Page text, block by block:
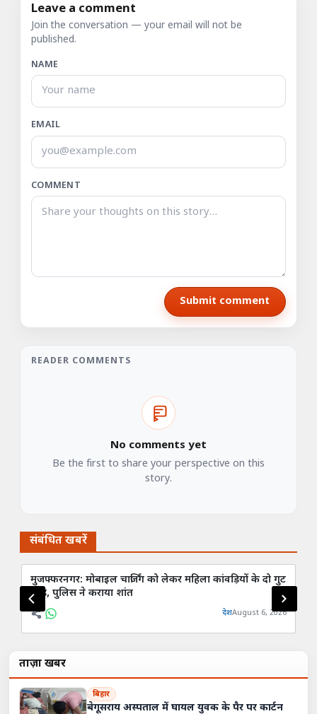
Leave a comment
Join the conversation — your email will not be
published.
NAME
EMAIL
COMMENT
Submit comment
READER COMMENTS
No comments yet
Be the first to share your perspective on this
story.
संबंधित खबरें
मुजफ्फरनगर: मोबाइल चार्जिंग को लेकर महिला कांवड़ियों के दो गुट
भिड़े, पुलिस ने कराया शांत
देशAugust 6, 2026
ताज़ा खबरें
बिहार
बेगूसराय अस्पताल में घायल युवक के पैर पर कार्टन